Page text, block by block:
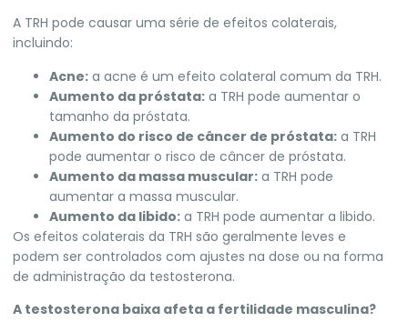
A TRH pode causar uma série de efeitos colaterais,
incluindo:
Acne: a acne é um efeito colateral comum da TRH.
Aumento da próstata: a TRH pode aumentar o
tamanho da próstata.
Aumento do risco de câncer de próstata: a TRH
pode aumentar o risco de câncer de próstata.
Aumento da massa muscular: a TRH pode
aumentar a massa muscular.
Aumento da libido: a TRH pode aumentar a libido.
Os efeitos colaterais da TRH são geralmente leves e
podem ser controlados com ajustes na dose ou na forma
de administração da testosterona.
A testosterona baixa afeta a fertilidade masculina?